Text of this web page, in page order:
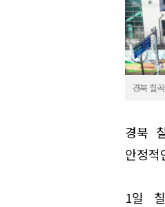
경북 칠
경북
안정적
1일